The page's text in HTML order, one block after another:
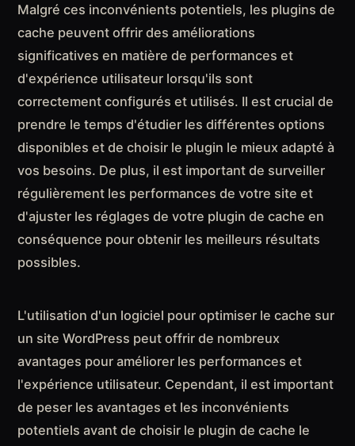
Malgré ces inconvénients potentiels, les plugins de
cache peuvent offrir des améliorations
significatives en matière de performances et
d'expérience utilisateur lorsqu'ils sont
correctement configurés et utilisés. Il est crucial de
prendre le temps d'étudier les différentes options
disponibles et de choisir le plugin le mieux adapté à
vos besoins. De plus, il est important de surveiller
régulièrement les performances de votre site et
d'ajuster les réglages de votre plugin de cache en
conséquence pour obtenir les meilleurs résultats
possibles.
L'utilisation d'un logiciel pour optimiser le cache sur
un site WordPress peut offrir de nombreux
avantages pour améliorer les performances et
l'expérience utilisateur. Cependant, il est important
de peser les avantages et les inconvénients
potentiels avant de choisir le plugin de cache le